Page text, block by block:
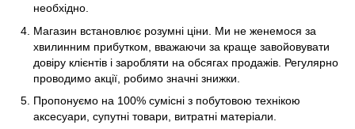
необхідно.
Магазин встановлює розумні ціни. Ми не женемося за
хвилинним прибутком, вважаючи за краще завойовувати
довіру клієнтів і заробляти на обсягах продажів. Регулярно
проводимо акції, робимо значні знижки.
Пропонуємо на 100% сумісні з побутовою технікою
аксесуари, супутні товари, витратні матеріали.